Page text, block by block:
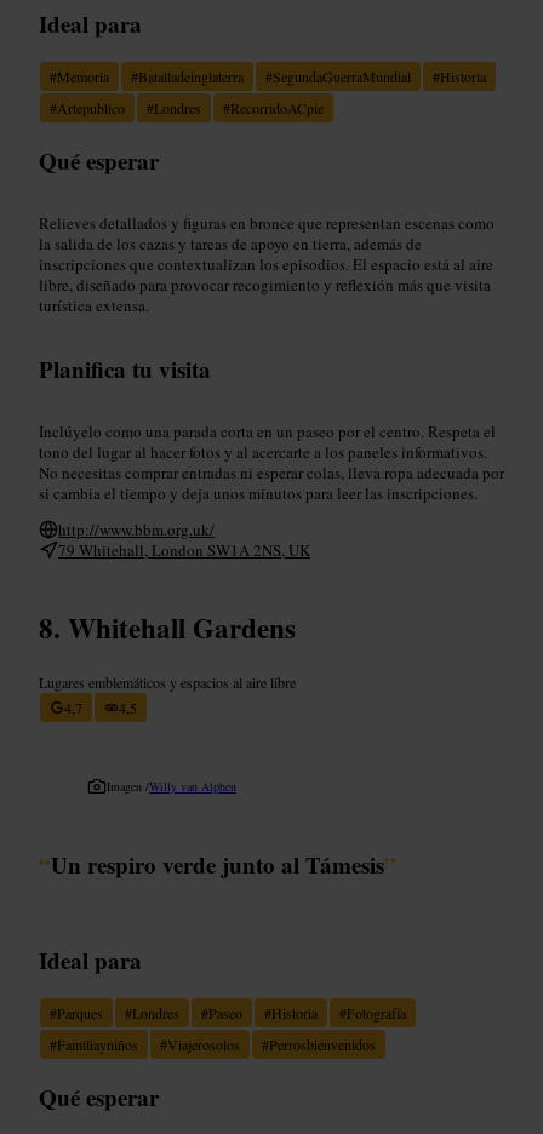
Ideal para
#Memoria #Batalladeinglaterra #SegundaGuerraMundial #Historia
#Artepublico #Londres #RecorridoACpie
Qué esperar
Relieves detallados y figuras en bronce que representan escenas como
la salida de los cazas y tareas de apoyo en tierra, además de
inscripciones que contextualizan los episodios. El espacio está al aire
libre, diseñado para provocar recogimiento y reflexión más que visita
turística extensa.
Planifica tu visita
Inclúyelo como una parada corta en un paseo por el centro. Respeta el
tono del lugar al hacer fotos y al acercarte a los paneles informativos.
No necesitas comprar entradas ni esperar colas, lleva ropa adecuada por
si cambia el tiempo y deja unos minutos para leer las inscripciones.
http://www.bbm.org.uk/
79 Whitehall, London SW1A 2NS, UK
Whitehall Gardens
Lugares emblemáticos y espacios al aire libre
4,7
4,5
Imagen /Willy van Alphen
“Un respiro verde junto al Támesis”
Ideal para
#Parques #Londres #Paseo #Historia #Fotografía
#Familiayniños #Viajerosolos #Perrosbienvenidos
Qué esperar